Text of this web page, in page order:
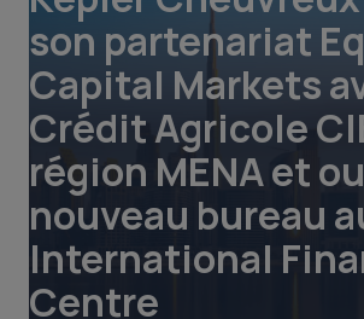
son partenariat
Capital Markets
Crédit Agricole
région MENA et
nouveau bureau
International
Centre